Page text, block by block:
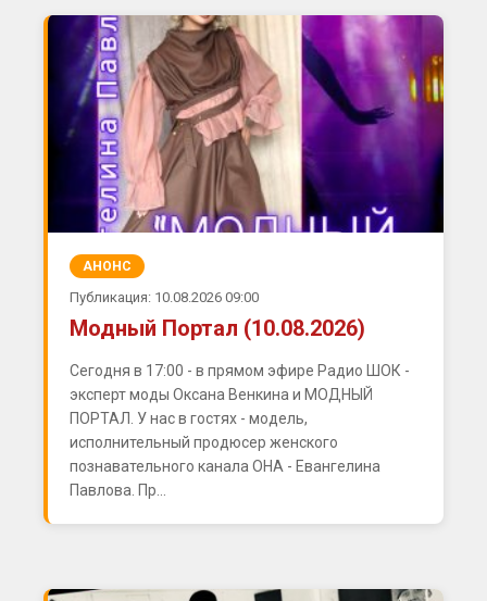
АНОНС
Публикация: 10.08.2026 09:00
Модный Портал (10.08.2026)
Сегодня в 17:00 - в прямом эфире Радио ШОК -
эксперт моды Оксана Венкина и МОДНЫЙ
ПОРТАЛ. У нас в гостях - модель,
исполнительный продюсер женского
познавательного канала ОНА - Евангелина
Павлова. Пр...